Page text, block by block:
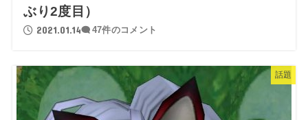
ぶり2度目）
2021.01.14 47件のコメント
話題